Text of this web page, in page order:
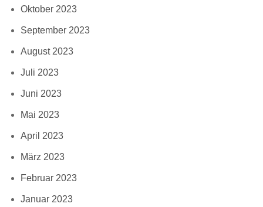
Oktober 2023
September 2023
August 2023
Juli 2023
Juni 2023
Mai 2023
April 2023
März 2023
Februar 2023
Januar 2023